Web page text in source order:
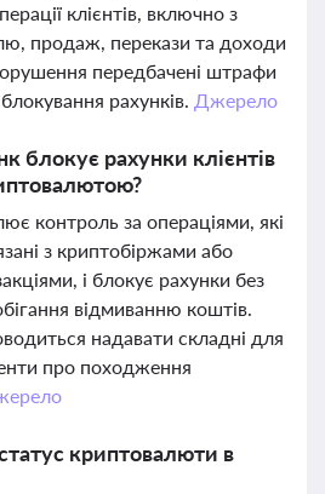
клієнтів, включно з
продаж, перекази та доходи
передбачені штрафи
рахунків. Джерело
блокує рахунки клієнтів
контроль за операціями, які
з криптобіржами або
і блокує рахунки без
відмиванню коштів.
надавати складні для
про походження
криптовалюти в